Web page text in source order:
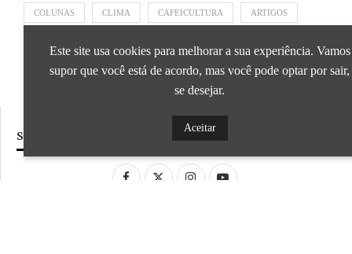
COLUNAS CLIMA CAFEICULTURA ARTIGOS
APRESENTADO POR BRAPEX
SIGA NOSSAS REDES SOCIAIS
Este site usa cookies para melhorar a sua experiência. Vamos
supor que você está de acordo, mas você pode optar por sair,
se desejar.
Aceitar